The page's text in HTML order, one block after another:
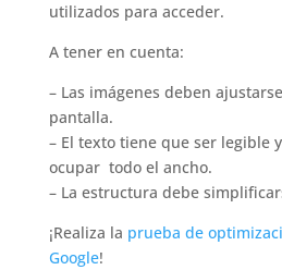
utilizados para acceder.
A tener en cuenta:
– Las imágenes deben
pantalla.
– El texto tiene que ser legible
ocupar todo el ancho.
– La estructura debe
¡Realiza la prueba de
Google!